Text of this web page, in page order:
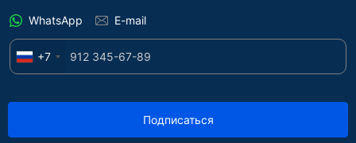
WhatsApp E-mail
+7
Подписаться